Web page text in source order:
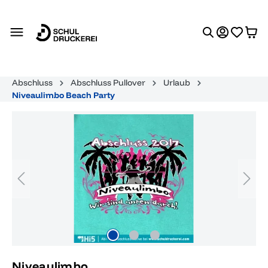
Abschluss Abschluss Pullover
Urlaub
Niveaulimbo Beach Party
Bildergalerie überspringen